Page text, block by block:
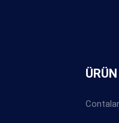
Contalar